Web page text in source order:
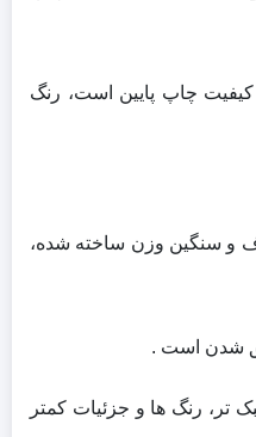
کیفیت چاپ پایین است، رنگ‌
سنگین‌ وزن ساخته شده،
شدن است .
رنگ‌ ها و جزئیات کمتر